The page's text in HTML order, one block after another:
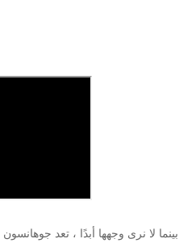
بينما لا نرى وجهها أبدًا ، تعد